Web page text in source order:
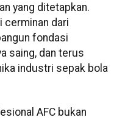
yang ditetapkan.
dari
fondasi
saing, dan terus
industri sepak bola
AFC bukan